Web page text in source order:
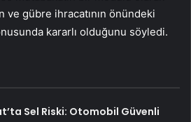
ve gübre ihracatının önündeki
kararlı olduğunu söyledi.
Sel Riski: Otomobil Güvenli